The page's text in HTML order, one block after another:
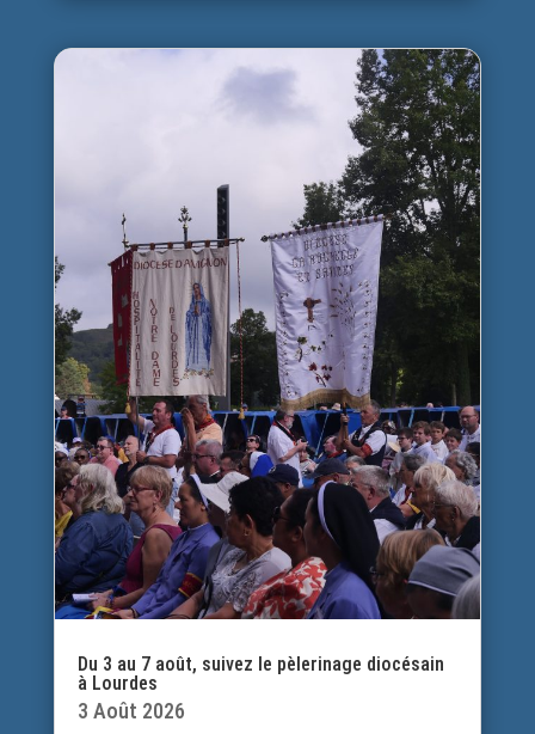
Du 3 au 7 août, suivez le pèlerinage diocésain
à Lourdes
3 Août 2026